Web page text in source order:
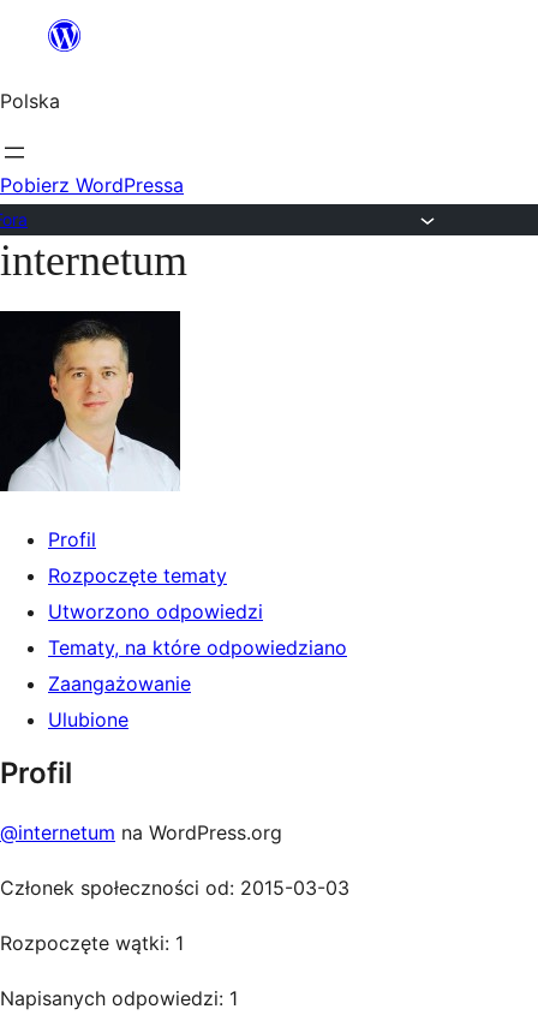
Przejdź
treści
Polska
Pobierz WordPressa
Przejdź
internetum
Profil
Rozpoczęte tematy
Utworzono odpowiedzi
Tematy, na które odpowiedziano
Zaangażowanie
Ulubione
Profil
@internetum na WordPress.org
Członek społeczności od: 2015-03-03
Rozpoczęte wątki: 1
Napisanych odpowiedzi: 1